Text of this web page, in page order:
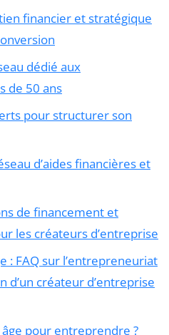
financier et stratégique
dédié aux
de 50 ans
pour structurer son
d’aides financières et
de financement et
les créateurs d’entreprise
: FAQ sur l’entrepreneuriat
d’un créateur d’entreprise
pour entreprendre ?